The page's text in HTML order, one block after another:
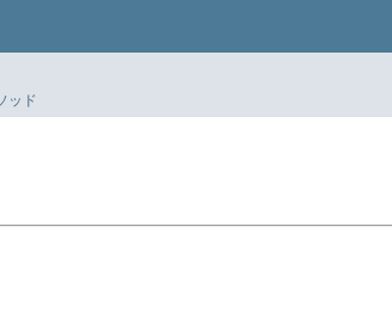
ッド